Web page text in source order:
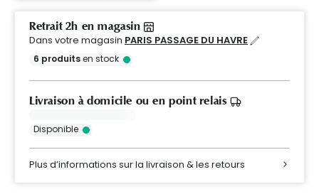
Retrait 2h en magasin
Dans votre magasin PARIS PASSAGE DU HAVRE
6 produitsen stock
Livraison à domicile ou en point relais
Disponible
Plus d’informations sur la livraison & les retours